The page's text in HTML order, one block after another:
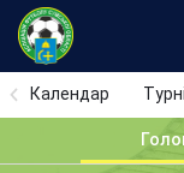
Календар